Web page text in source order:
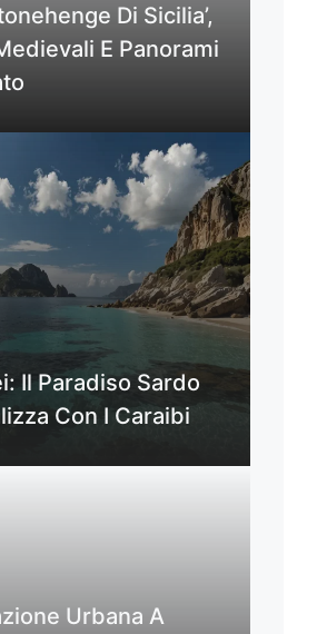
Di Sicilia’,
E Panorami
Il Paradiso Sardo
Con I Caraibi
Urbana A